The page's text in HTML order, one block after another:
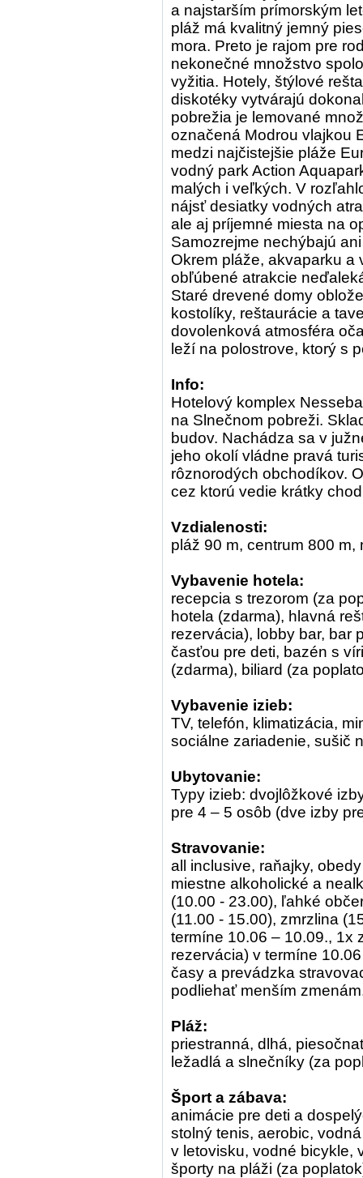
a najstarším prímorským
pláž má kvalitný jemný
mora. Preto je rajom pre
nekonečné množstvo
vyžitia. Hotely, štýlové
diskotéky vytvárajú
pobrežia je lemované
označená Modrou vlajkou
medzi najčistejšie pláže
vodný park Action
malých i veľkých. V
nájsť desiatky vodných
ale aj príjemné miesta na
Samozrejme nechýbajú
Okrem pláže, akvaparku
obľúbené atrakcie
Staré drevené domy
kostolíky, reštaurácie a
dovolenková atmosféra
leží na polostrove, ktorý s
Info:
Hotelový komplex
na Slnečnom pobreži.
budov. Nachádza sa v
jeho okolí vládne pravá
rôznorodých obchodíkov.
cez ktorú vedie krátky
Vzdialenosti:
pláž 90 m, centrum 800
Vybavenie hotela:
recepcia s trezorom (za
hotela (zdarma), hlavná
rezervácia), lobby bar, bar
časťou pre deti, bazén s
(zdarma), biliard (za
Vybavenie izieb:
TV, telefón, klimatizácia,
sociálne zariadenie, sušič
Ubytovanie:
Typy izieb: dvojlôžkové
pre 4 – 5 osôb (dve izby
Stravovanie:
all inclusive, raňajky,
miestne alkoholické a
(10.00 - 23.00), ľahké
(11.00 - 15.00), zmrzlina
termíne 10.06 – 10.09., 1x
rezervácia) v termíne
časy a prevádzka
podliehať menším
Pláž:
priestranná, dlhá,
ležadlá a slnečníky (za
Šport a zábava:
animácie pre deti a
stolný tenis, aerobic,
v letovisku, vodné bicykle,
športy na pláži (za